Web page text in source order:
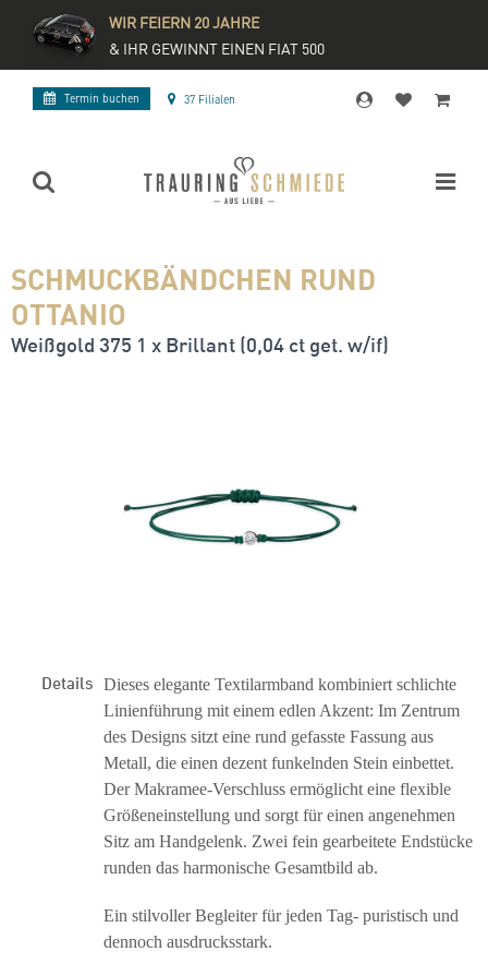
WIR FEIERN 20 JAHRE
& IHR GEWINNT EINEN FIAT 500
Termin buchen 37 Filialen
SCHMUCKBÄNDCHEN RUND
OTTANIO
Weißgold 375 1 x Brillant (0,04 ct get. w/if)
Details Dieses elegante Textilarmband kombiniert schlichte
Linienführung mit einem edlen Akzent: Im Zentrum
des Designs sitzt eine rund gefasste Fassung aus
Metall, die einen dezent funkelnden Stein einbettet.
Der Makramee-Verschluss ermöglicht eine flexible
Größeneinstellung und sorgt für einen angenehmen
Sitz am Handgelenk. Zwei fein gearbeitete Endstücke
runden das harmonische Gesamtbild ab.
Ein stilvoller Begleiter für jeden Tag- puristisch und
dennoch ausdrucksstark.